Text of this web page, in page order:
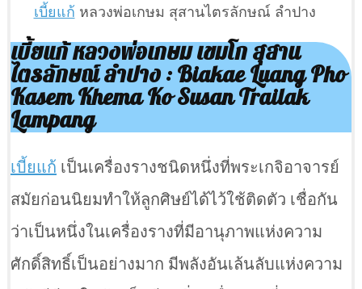
เบี้ยแก้ หลวงพ่อเกษม สุสานไตรลักษณ์ ลำปาง
เบี้ยแก้ หลวงพ่อเกษม เขมโก สุสาน
ไตรลักษณ์ ลำปาง : Biakae Luang Pho
Kasem Khema Ko Susan Trailak
Lampang
เบี้ยแก้ เป็นเครื่องรางชนิดหนึ่งที่พระเกจิอาจารย์
สมัยก่อนนิยมทำให้ลูกศิษย์ได้ไว้ใช้ติดตัว เชื่อกัน
ว่าเป็นหนึ่งในเครื่องรางที่มีอานุภาพแห่งความ
ศักดิ์สิทธิ์เป็นอย่างมาก มีพลังอันเล้นลับแห่งความ